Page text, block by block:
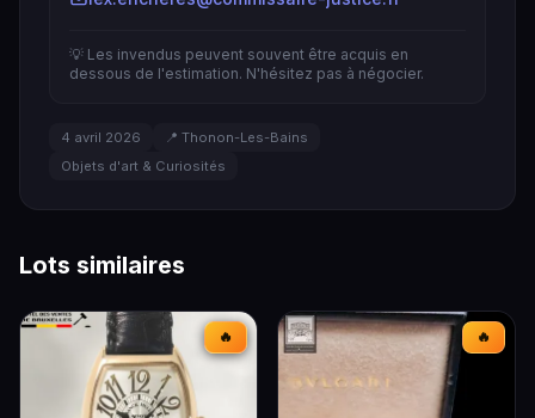
💡 Les invendus peuvent souvent être acquis en
dessous de l'estimation. N'hésitez pas à négocier.
4 avril 2026
📍 Thonon-Les-Bains
Objets d'art & Curiosités
Lots similaires
🔥 🔥